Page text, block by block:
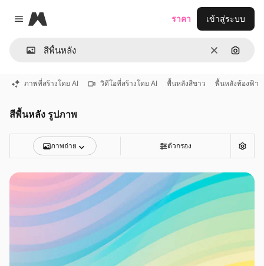
Close menu
Magnific
ชัดเจนค้นหา
ราคา เข้าสู่ระบบ
ภาพที่สร้างโดย AI วิดีโอที่สร้างโดย AI พื้นหลังสีขาว พื้นหลังท้องฟ้า
สีพื้นหลัง รูปภาพ
ภาพถ่าย ตัวกรอง